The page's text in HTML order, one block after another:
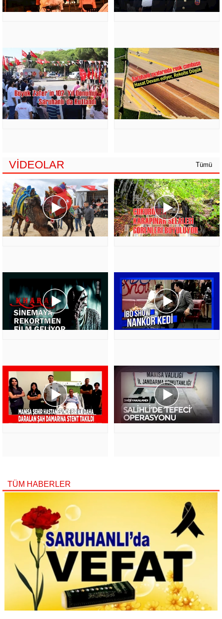
VİDEOLAR Tümü
TÜM HABERLER